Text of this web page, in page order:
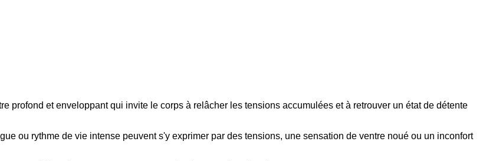
profond et enveloppant qui invite le corps à relâcher les tensions accumulées et à retrouver un état de détente
ou rythme de vie intense peuvent s'y exprimer par des tensions, une sensation de ventre noué ou un inconfort